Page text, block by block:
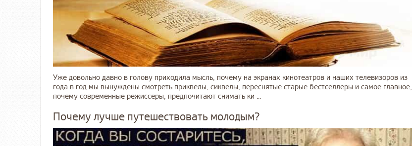
Уже довольно давно в голову приходила мысль, почему на экранах кинотеатров и наших телевизоров из
года в год мы вынуждены смотреть приквелы, сиквелы, переснятые старые бестселлеры и самое главное,
почему современные режиссеры, предпочитают снимать ки ...
Почему лучше путешествовать молодым?